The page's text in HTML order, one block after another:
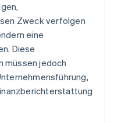
Zweck verfolgen
eine
Diese
müssen jedoch